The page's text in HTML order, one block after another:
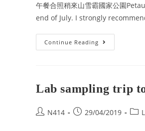
午餐合照稍來山雪霸國家公園
end of July. I strongly
Continue Reading
Lab sampling trip
N414 29/04/2019